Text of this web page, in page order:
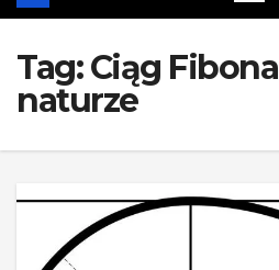
Tag:Ciąg
naturze